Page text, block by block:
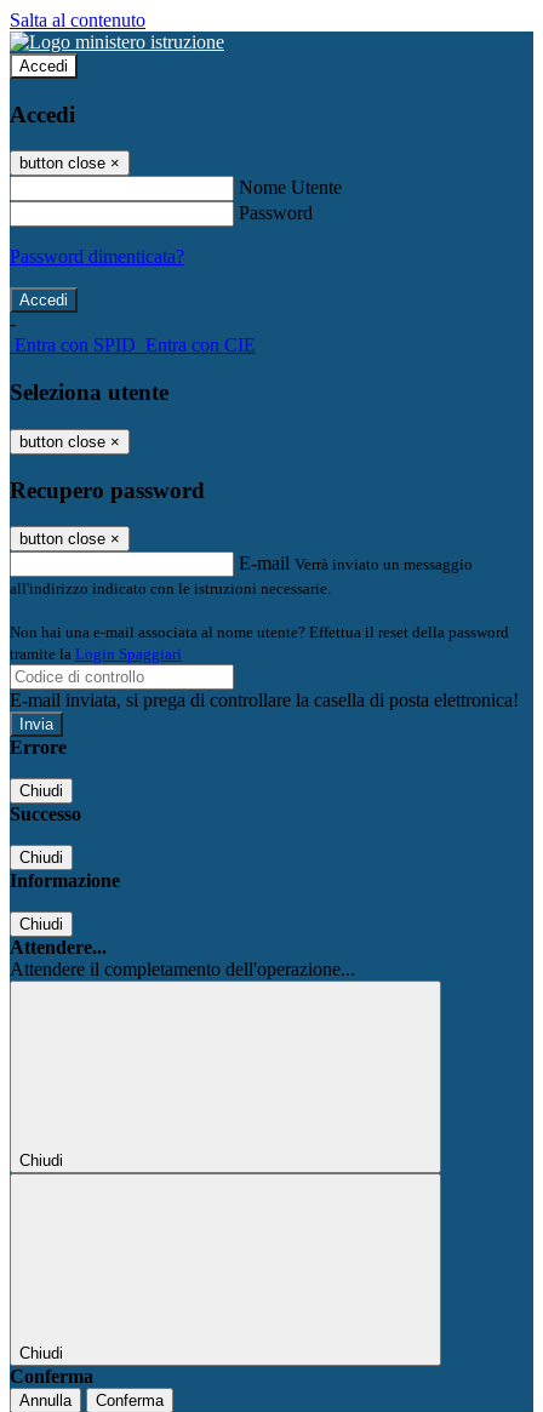
Salta al contenuto
Accedi
Accedi
button close ×
Nome Utente
Password
Password dimenticata?
-
Entra con SPID Entra con CIE
Seleziona utente
button close ×
Recupero password
button close ×
E-mail Verrà inviato un messaggio
all'indirizzo indicato con le istruzioni necessarie.
Non hai una e-mail associata al nome utente? Effettua il reset della password
tramite la Login Spaggiari
E-mail inviata, si prega di controllare la casella di posta elettronica!
Errore
Chiudi
Successo
Chiudi
Informazione
Chiudi
Attendere...
Attendere il completamento dell'operazione...
Chiudi
Chiudi
Conferma
Annulla Conferma